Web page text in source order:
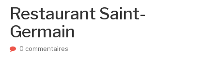
Restaurant Saint-
Germain
0 commentaires